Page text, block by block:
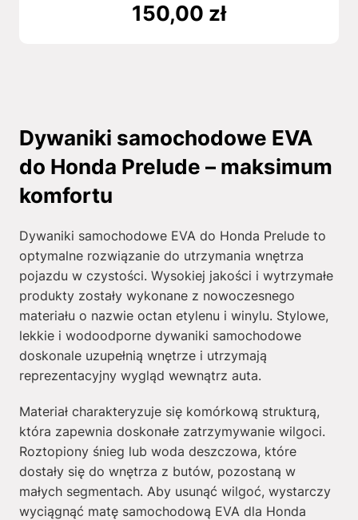
150,00 zł
Dywaniki samochodowe EVA
do Honda Prelude – maksimum
komfortu
Dywaniki samochodowe EVA do Honda Prelude to
optymalne rozwiązanie do utrzymania wnętrza
pojazdu w czystości. Wysokiej jakości i wytrzymałe
produkty zostały wykonane z nowoczesnego
materiału o nazwie octan etylenu i winylu. Stylowe,
lekkie i wodoodporne dywaniki samochodowe
doskonale uzupełnią wnętrze i utrzymają
reprezentacyjny wygląd wewnątrz auta.
Materiał charakteryzuje się komórkową strukturą,
która zapewnia doskonałe zatrzymywanie wilgoci.
Roztopiony śnieg lub woda deszczowa, które
dostały się do wnętrza z butów, pozostaną w
małych segmentach. Aby usunąć wilgoć, wystarczy
wyciągnąć matę samochodową EVA dla Honda